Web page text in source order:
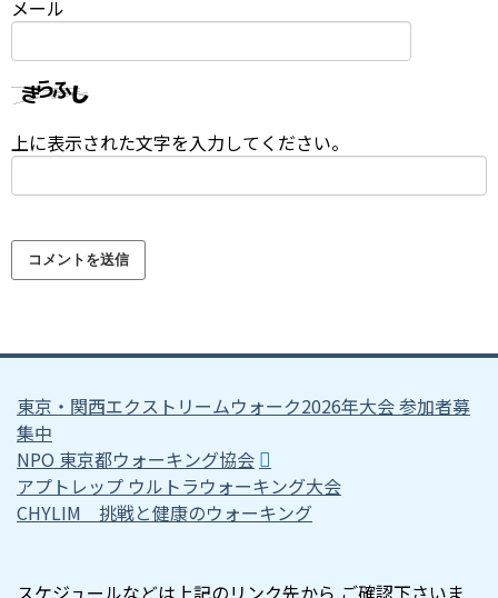
メール
上に表示された文字を入力してください。
東京・関西エクストリームウォーク2026年大会 参加者募
集中
NPO 東京都ウォーキング協会
アプトレップ ウルトラウォーキング大会
CHYLIM 挑戦と健康のウォーキング
スケジュールなどは上記のリンク先から ご確認下さいま